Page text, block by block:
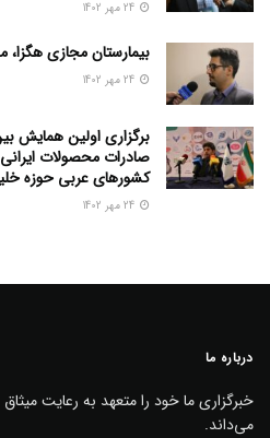
بیمارستان مجازی
برگزاری اولین همایش
صادرات محصولات
کشورهای عربی حوزه
درباره ما
خبرگزاری ما خود را متعهد به رعایت
می‌داند.